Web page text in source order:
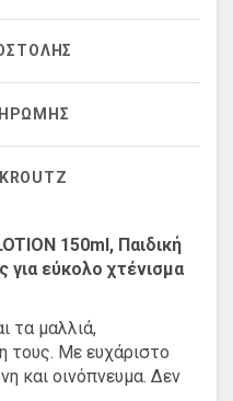
150ml, Παιδική
για εύκολο χτένισμα
τα μαλλιά,
τους. Με ευχάριστο
και οινόπνευμα. Δεν